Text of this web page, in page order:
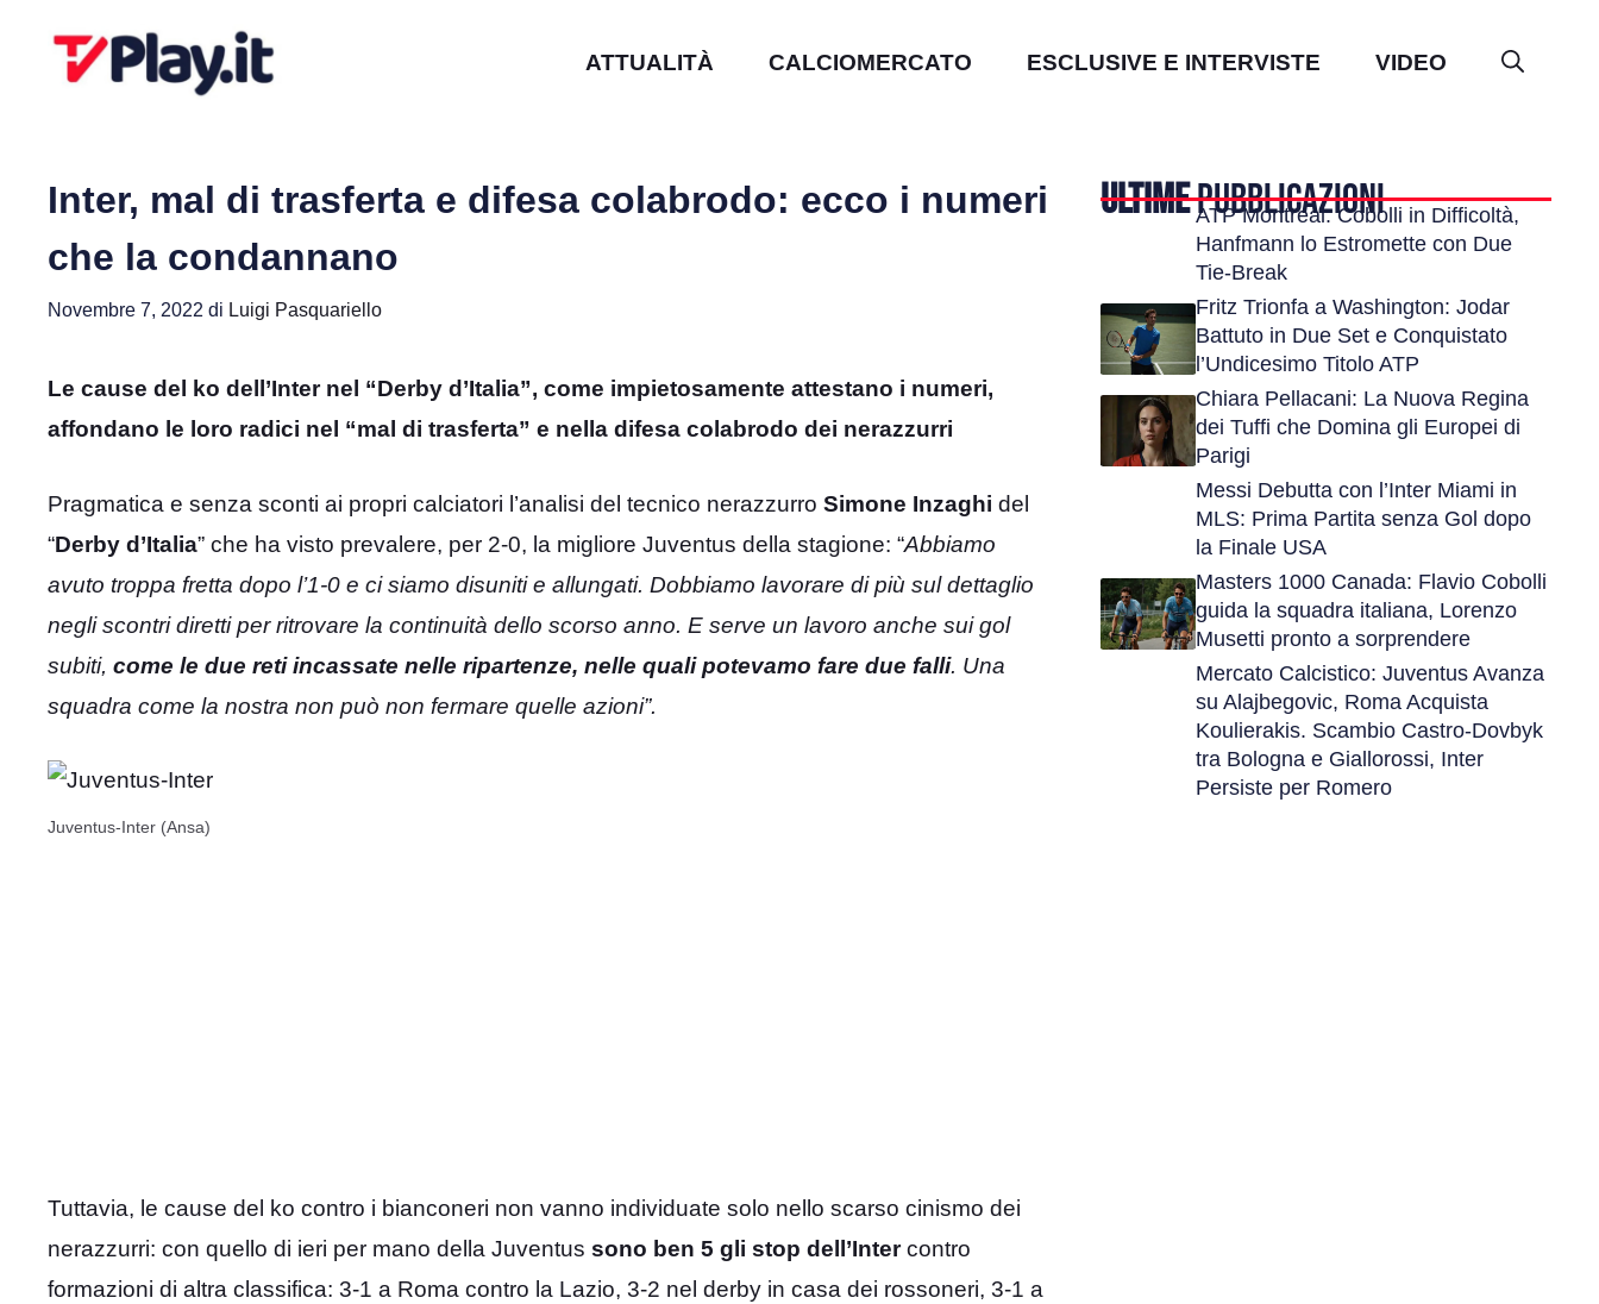
ATTUALITÀ CALCIOMERCATO ESCLUSIVE E INTERVISTE VIDEO
Inter, mal di trasferta e difesa colabrodo: ecco i numeri
che la condannano
Novembre 7, 2022 di Luigi Pasquariello
Le cause del ko dell’Inter nel “Derby d’Italia”, come impietosamente attestano i numeri,
affondano le loro radici nel “mal di trasferta” e nella difesa colabrodo dei nerazzurri
Pragmatica e senza sconti ai propri calciatori l’analisi del tecnico nerazzurro Simone Inzaghi del
“Derby d’Italia” che ha visto prevalere, per 2-0, la migliore Juventus della stagione: “Abbiamo
avuto troppa fretta dopo l’1-0 e ci siamo disuniti e allungati. Dobbiamo lavorare di più sul dettaglio
negli scontri diretti per ritrovare la continuità dello scorso anno. E serve un lavoro anche sui gol
subiti, come le due reti incassate nelle ripartenze, nelle quali potevamo fare due falli. Una
squadra come la nostra non può non fermare quelle azioni”.
Juventus-Inter (Ansa)
Tuttavia, le cause del ko contro i bianconeri non vanno individuate solo nello scarso cinismo dei
nerazzurri: con quello di ieri per mano della Juventus sono ben 5 gli stop dell’Intercontro
formazioni di altra classifica: 3-1 a Roma contro la Lazio, 3-2 nel derby in casa dei rossoneri, 3-1 a
ULTIMEPUBBLICAZIONI
ATP Montreal: Cobolli in Difficoltà,
Hanfmann lo Estromette con Due
Tie-Break
Fritz Trionfa a Washington: Jodar
Battuto in Due Set e Conquistato
l’Undicesimo Titolo ATP
Chiara Pellacani: La Nuova Regina
dei Tuffi che Domina gli Europei di
Parigi
Messi Debutta con l’Inter Miami in
MLS: Prima Partita senza Gol dopo
la Finale USA
Masters 1000 Canada: Flavio Cobolli
guida la squadra italiana, Lorenzo
Musetti pronto a sorprendere
Mercato Calcistico: Juventus Avanza
su Alajbegovic, Roma Acquista
Koulierakis. Scambio Castro-Dovbyk
tra Bologna e Giallorossi, Inter
Persiste per Romero